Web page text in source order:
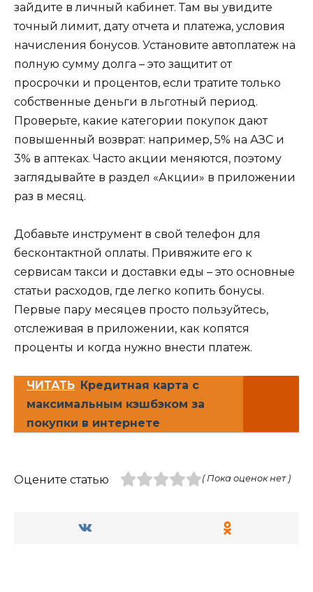
зайдите в личный кабинет. Там вы увидите
точный лимит, дату отчета и платежа, условия
начисления бонусов. Установите автоплатеж на
полную сумму долга – это защитит от
просрочки и процентов, если тратите только
собственные деньги в льготный период.
Проверьте, какие категории покупок дают
повышенный возврат: например, 5% на АЗС и
3% в аптеках. Часто акции меняются, поэтому
заглядывайте в раздел «Акции» в приложении
раз в месяц.
Добавьте инструмент в свой телефон для
бесконтактной оплаты. Привяжите его к
сервисам такси и доставки еды – это основные
статьи расходов, где легко копить бонусы.
Первые пару месяцев просто пользуйтесь,
отслеживая в приложении, как копятся
проценты и когда нужно внести платеж.
ЧИТАТЬ Кредитная карта с
максимальным кэшбэком за
покупки в интернете
Оцените статью ( Пока оценок нет )